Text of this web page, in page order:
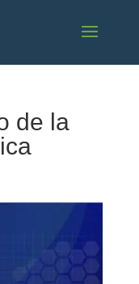
de la